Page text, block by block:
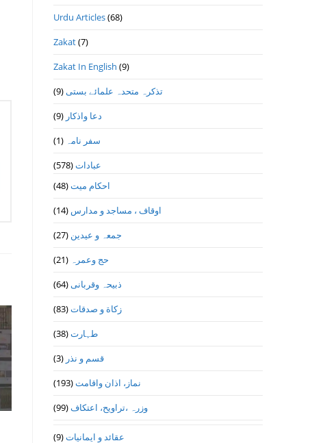
Urdu Articles(68)
Zakat(7)
Zakat In English (9)
تذكرہ متحدہ علمائے بستى(9)
دعا واذكار (9)
سفر نامہ (1)
عبادات(578)
احکام میت(48)
اوقاف ، مساجد و مدارس (14)
جمعہ و عیدین (27)
حج وعمرہ (21)
ذبیحہ وقربانی(64)
زکاة و صدقات(83)
طہارت(38)
قسم و نذر (3)
نماز، اذان واقامت(193)
وزرہ ،تراويح، اعتكاف(99)
عقائد و ایمانیات(9)